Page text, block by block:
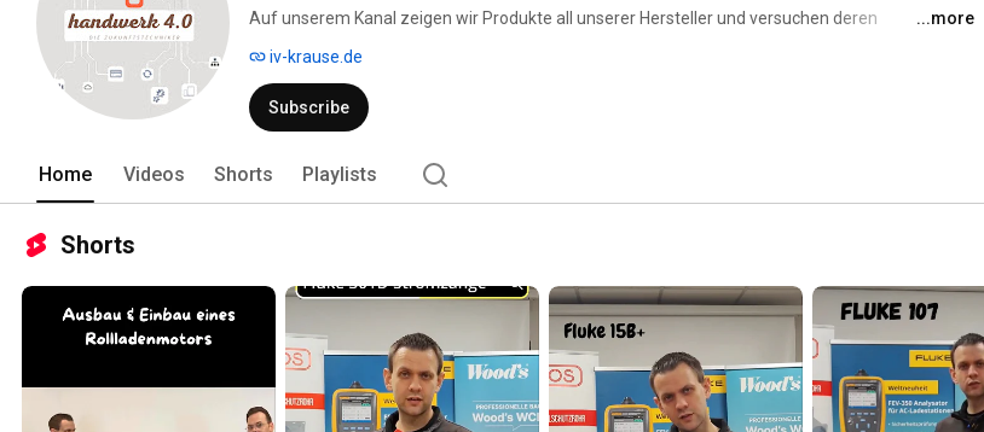
Auf unserem Kanal zeigen wir Produkte all unserer Hersteller und versuchen deren
HAUPA, Helios, i-ALARMSYSTEME, Rademacher, SCHILL, Schultze-RiRo, SRB Industrie
Electronic, Wood's.
...more
iv-krause.de
Subscribe
Home Videos Shorts Playlists
Shorts